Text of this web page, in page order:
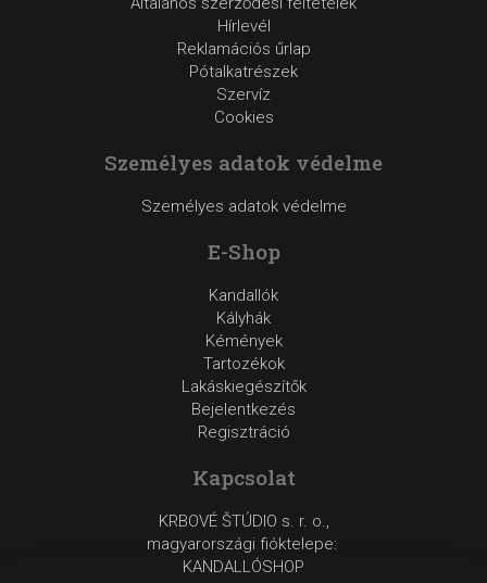
Hírlevél
Reklamációs űrlap
Pótalkatrészek
Szervíz
Cookies
Személyes adatok védelme
Személyes adatok védelme
E-Shop
Kandallók
Kályhák
Kémények
Tartozékok
Lakáskiegészítők
Bejelentkezés
Regisztráció
Kapcsolat
KRBOVÉ ŠTÚDIO s. r. o.,
magyarországi fióktelepe:
KANDALLÓSHOP